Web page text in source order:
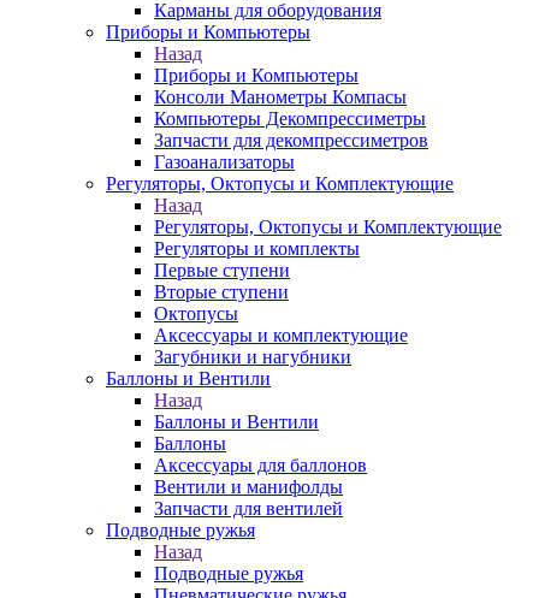
Карманы для оборудования
Приборы и Компьютеры
Назад
Приборы и Компьютеры
Консоли Манометры Компасы
Компьютеры Декомпрессиметры
Запчасти для декомпрессиметров
Газоанализаторы
Регуляторы, Октопусы и Комплектующие
Назад
Регуляторы, Октопусы и Комплектующие
Регуляторы и комплекты
Первые ступени
Вторые ступени
Октопусы
Аксессуары и комплектующие
Загубники и нагубники
Баллоны и Вентили
Назад
Баллоны и Вентили
Баллоны
Аксессуары для баллонов
Вентили и манифолды
Запчасти для вентилей
Подводные ружья
Назад
Подводные ружья